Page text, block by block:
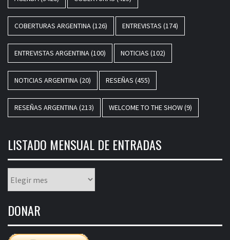
COBERTURAS ARGENTINA(126) ENTREVISTAS (174)
ENTREVISTAS ARGENTINA(100) NOTICIAS (102)
NOTICIAS ARGENTINA(20) RESEÑAS (455)
RESEÑAS ARGENTINA(213) WELCOME TO THE SHOW(9)
LISTADO MENSUAL DE ENTRADAS
mensual
entradas
DONAR